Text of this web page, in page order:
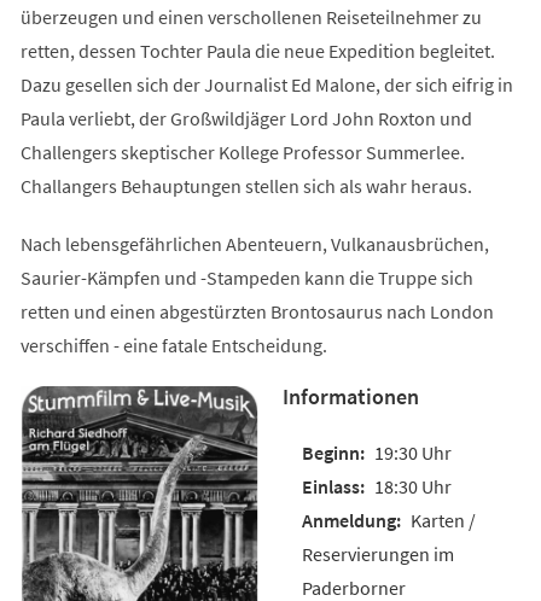
überzeugen und einen verschollenen Reiseteilnehmer zu
retten, dessen Tochter Paula die neue Expedition begleitet.
Dazu gesellen sich der Journalist Ed Malone, der sich eifrig in
Paula verliebt, der Großwildjäger Lord John Roxton und
Challengers skeptischer Kollege Professor Summerlee.
Challangers Behauptungen stellen sich als wahr heraus.
Nach lebensgefährlichen Abenteuern, Vulkanausbrüchen,
Saurier-Kämpfen und -Stampeden kann die Truppe sich
retten und einen abgestürzten Brontosaurus nach London
verschiffen - eine fatale Entscheidung.
Informationen
19:30 Uhr
18:30 Uhr
Karten /
Reservierungen im
Paderborner